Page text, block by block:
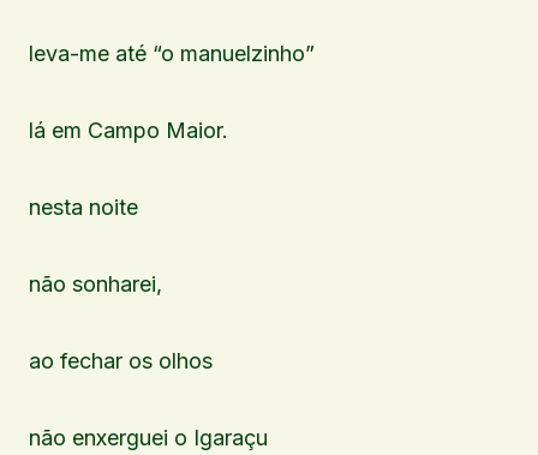
leva-me até “o manuelzinho”
lá em Campo Maior.
nesta noite
não sonharei,
ao fechar os olhos
não enxerguei o Igaraçu